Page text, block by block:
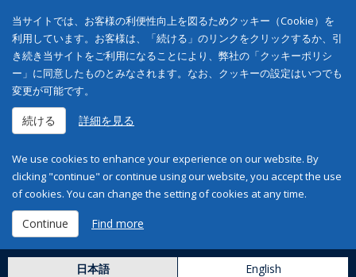
当サイトでは、お客様の利便性向上を図るためクッキー（Cookie）を
利用しています。お客様は、「続ける」のリンクをクリックするか、引
き続き当サイトをご利用になることにより、弊社の「クッキーポリシ
ー」に同意したものとみなされます。なお、クッキーの設定はいつでも
変更が可能です。
続ける 詳細を見る
We use cookies to enhance your experience on our website. By
clicking "continue" or continue using our website, you accept the use
of cookies. You can change the setting of cookies at any time.
Continue Find more
日本語 English